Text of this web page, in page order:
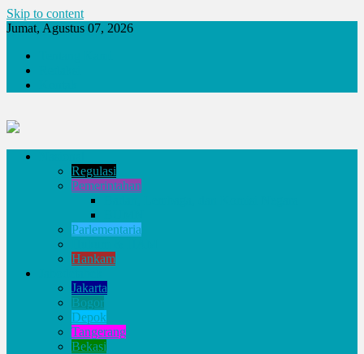
Skip to content
Jumat, Agustus 07, 2026
Regulasi
Pemerintahan
Parlementaria
Hankam
Jakarta
Bogor
Depok
Tangerang
Bekasi